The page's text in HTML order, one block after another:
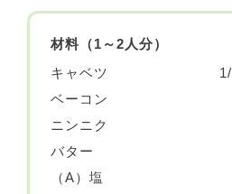
材料（1～2人分）
キャベツ
ベーコン
ニンニク
バター
（A）塩